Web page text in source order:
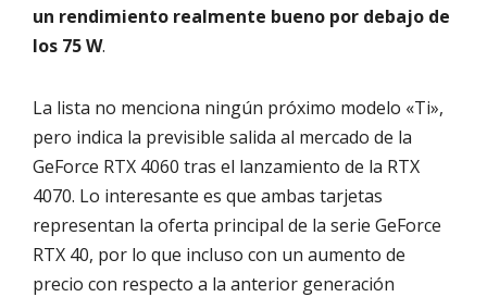
un rendimiento realmente bueno por debajo de
los 75 W.
La lista no menciona ningún próximo modelo «Ti»,
pero indica la previsible salida al mercado de la
GeForce RTX 4060 tras el lanzamiento de la RTX
4070. Lo interesante es que ambas tarjetas
representan la oferta principal de la serie GeForce
RTX 40, por lo que incluso con un aumento de
precio con respecto a la anterior generación